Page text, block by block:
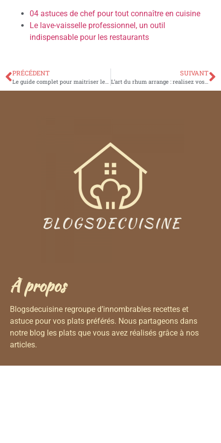
04 astuces de chef pour tout connaître en cuisine
Le lave-vaisselle professionnel, un outil
indispensable pour les restaurants
PRÉCÉDENT
Le guide complet pour maitriser les dimensions de bacs gastronormes
SUIVANT
L’art du rhum arrange : realisez vos propres creations avec un kit maison
À propos
Blogsdecuisine regroupe d’innombrables recettes et
astuce pour vos plats préférés. Nous partageons dans
notre blog les plats que vous avez réalisés grâce à nos
articles.